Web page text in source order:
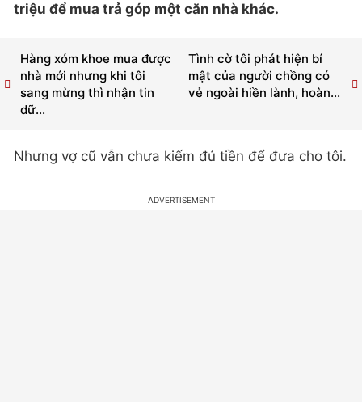
triệu để mua trả góp một căn nhà khác.
Tình cờ tôi phát hiện bí
mật của người chồng có
vẻ ngoài hiền lành, hoàn...
Hàng xóm khoe mua được
nhà mới nhưng khi tôi
sang mừng thì nhận tin
dữ...
Nhưng vợ cũ vẫn chưa kiếm đủ tiền để đưa cho tôi.